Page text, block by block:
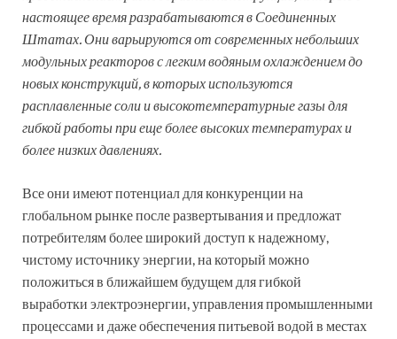
настоящее время разрабатываются в Соединенных
Штатах. Они варьируются от современных небольших
модульных реакторов с легким водяным охлаждением до
новых конструкций, в которых используются
расплавленные соли и высокотемпературные газы для
гибкой работы при еще более высоких температурах и
более низких давлениях.
Все они имеют потенциал для конкуренции на
глобальном рынке после развертывания и предложат
потребителям более широкий доступ к надежному,
чистому источнику энергии, на который можно
положиться в ближайшем будущем для гибкой
выработки электроэнергии, управления промышленными
процессами и даже обеспечения питьевой водой в местах